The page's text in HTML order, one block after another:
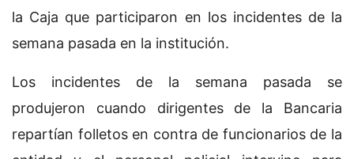
la Caja que participaron en los incidentes de la
semana pasada en la institución.
Los incidentes de la semana pasada se
produjeron cuando dirigentes de la Bancaria
repartían folletos en contra de funcionarios de la